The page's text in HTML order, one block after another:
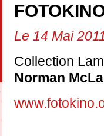
Le 14 Mai
Collection
Norman